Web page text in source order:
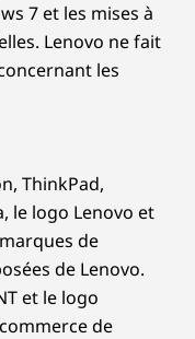
7 et les mises à
Lenovo ne fait
les
ThinkPad,
le logo Lenovo et
de
de Lenovo.
et le logo
de